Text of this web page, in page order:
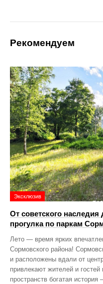
Рекомендуем
Эксклюзив
От советского
прогулка по паркам
Лето — время ярких
Сормовского района!
и расположены вдали от
привлекают жителей и
пространств богатая